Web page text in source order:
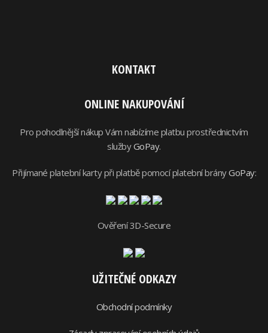
KONTAKT
ONLINE NAKUPOVÁNÍ
Pro pohodlnější nákup Vám nabízíme platbu prostřednictvím
službyGoPay.
Přijímané platební karty při platbě pomocí platební brányGoPay:
Ověření 3D-Secure
UŽITEČNÉ ODKAZY
Obchodní podmínky